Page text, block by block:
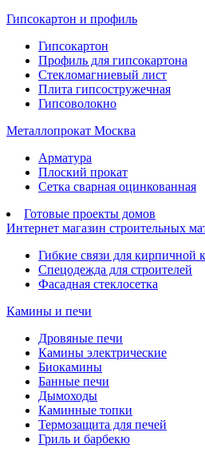
Гипсокартон и профиль
Гипсокартон
Профиль для гипсокартона
Стекломагниевый лист
Плита гипсостружечная
Гипсоволокно
Металлопрокат Москва
Арматура
Плоский прокат
Сетка сварная оцинкованная
Готовые проекты домов
Интернет магазин строительных
Гибкие связи для кирпичной
Спецодежда для строителей
Фасадная стеклосетка
Камины и печи
Дровяные печи
Камины электрические
Биокамины
Банные печи
Дымоходы
Каминные топки
Термозащита для печей
Гриль и барбекю